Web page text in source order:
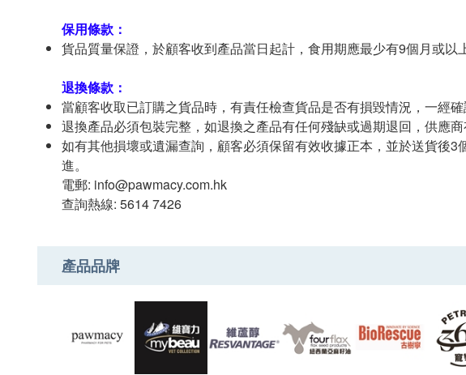
保用條款：
貨品質量保證，於顧客收到產品當日起計，食用期應最少有9個月或以上
退換條款：
當顧客收取已訂購之貨品時，有責任檢查貨品是否有損毀情況，一經確
退換產品必須包裝完整，如退換之產品有任何殘缺或過期退回，供應商
如有其他損壞或遺漏查詢，顧客必須保留有效收據正本，並於送貨後
進。
電郵: info@pawmacy.com.hk
查詢熱線: 5614 7426
產品品牌